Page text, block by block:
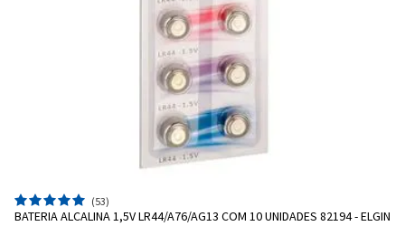
(53)
BATERIA ALCALINA 1,5V LR44/A76/AG13 COM 10 UNIDADES 82194 - ELGIN